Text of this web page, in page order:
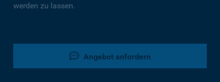
werden zu lassen.
Angebot anfordern